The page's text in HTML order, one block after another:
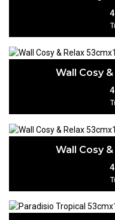
Wall Cosy
Wall Cosy